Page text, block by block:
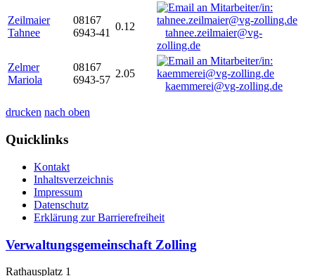
Zeilmaier
Tahnee
08167
6943-41
0.12
tahnee.zeilmaier@vg-
zolling.de
Zelmer
Mariola
08167
6943-57
2.05
kaemmerei@vg-zolling.de
drucken nach oben
Quicklinks
Kontakt
Inhaltsverzeichnis
Impressum
Datenschutz
Erklärung zur Barrierefreiheit
Verwaltungsgemeinschaft Zolling
Rathausplatz 1